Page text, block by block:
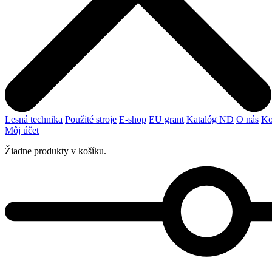
Lesná technika Použité stroje E-shop EU grant Katalóg ND O nás
Môj účet
Žiadne produkty v košíku.